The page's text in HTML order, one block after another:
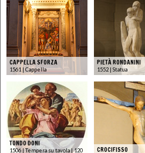
CAPPELLA SFORZA
1561 | Cappella
PIETÀ RONDANINI
1552 | Statua
TONDO DONI
1506 | Tempera su tavola | 120
CROCIFISSO